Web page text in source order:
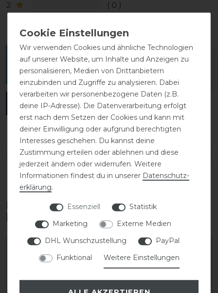
2
0
1
Melde dich an, um eine Kundenrezension zu
verfassen.
ANMELDEN
DETAILS ZUR PRODUKTSICHERHEIT
Diese Produkte könnten dich auch
interessieren
Wir verwenden Cookies und ähnliche Technologien
auf unserer Website, um Inhalte und Anzeigen zu
personalisieren, Medien von Drittanbietern
einzubinden und Zugriffe zu analysieren. Dabei
verarbeiten wir personenbezogene Daten (z.B.
deine IP-Adresse). Die Datenverarbeitung erfolgt
erst nach dem Setzen der Cookies und kann mit
deiner Einwilligung oder aufgrund berechtigten
Interesses geschehen. Du kannst deine
Zustimmung erteilen oder ablehnen und diese
jederzeit ändern oder widerrufen. Weitere
Informationen findest du in unserer Daten­schutz­
erklärung.
Essenziell
Statistik
Marketing
Externe Medien
DHL Wunschzustellung
PayPal
Funktional
Weitere Einstellungen